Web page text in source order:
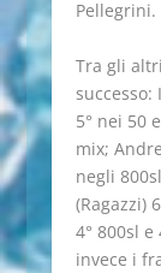
Pellegrini.
Tra gli
successo:
5° nei 50
mix;
negli
(Ragazzi)
4° 800sl
invece i